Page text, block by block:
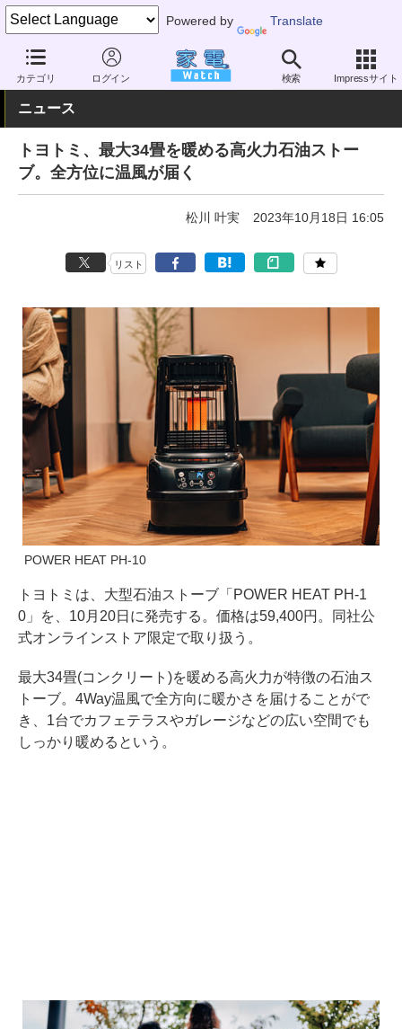
Powered by Translate
カテゴリ ログイン 検索 Impressサイト
家電 Watch 空調家電 暖房器具 その他
ニュース
トヨトミ、最大34畳を暖める高火力石油ストー
ブ。全方位に温風が届く
松川 叶実 2023年10月18日 16:05
リスト
POWER HEAT PH-10
トヨトミは、大型石油ストーブ「POWER HEAT PH-1
0」を、10月20日に発売する。価格は59,400円。同社公
式オンラインストア限定で取り扱う。
最大34畳(コンクリート)を暖める高火力が特徴の石油ス
トーブ。4Way温風で全方向に暖かさを届けることがで
き、1台でカフェテラスやガレージなどの広い空間でも
しっかり暖めるという。